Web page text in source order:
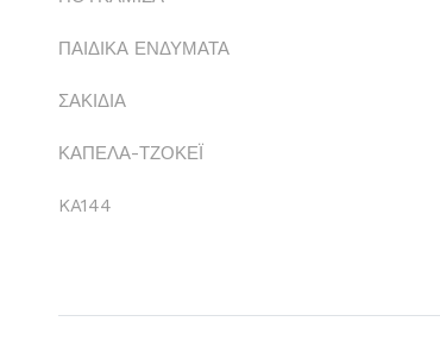
ΠΑΙΔΙΚΑ ΕΝΔΥΜΑΤΑ
ΣΑΚΙΔΙΑ
ΚΑΠΕΛΑ-ΤΖΟΚΕΪ
KA144